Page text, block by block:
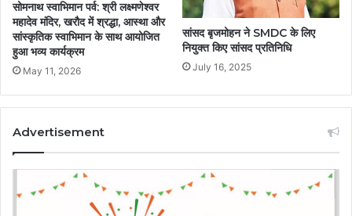
सोमनाथ स्वाभिमान पर्व: श्री लक्ष्मणेश्वर
महादेव मंदिर, खरौद में श्रद्धा, आस्था और
सांस्कृतिक स्वाभिमान के साथ आयोजित
हुआ भव्य कार्यक्रम
May 11, 2026
सांसद बृजमोहन ने SMDC के लिए
नियुक्त किए सांसद प्रतिनिधि
July 16, 2025
Advertisement